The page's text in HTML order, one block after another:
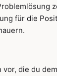
für die
vor, die du